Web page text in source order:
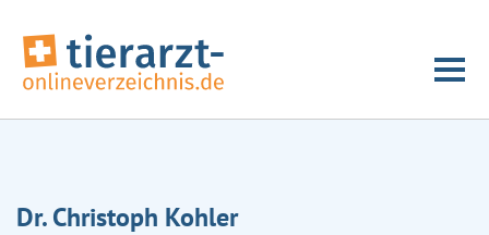
Dr. Christoph Kohler